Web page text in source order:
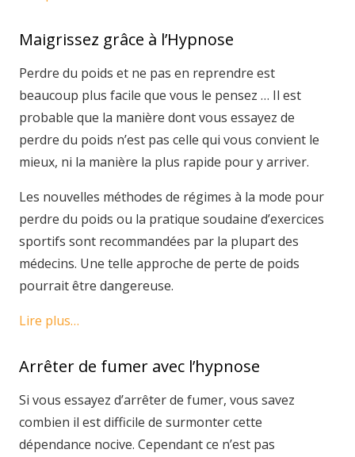
Maigrissez grâce à l’Hypnose
Perdre du poids et ne pas en reprendre est
beaucoup plus facile que vous le pensez … Il est
probable que la manière dont vous essayez de
perdre du poids n’est pas celle qui vous convient le
mieux, ni la manière la plus rapide pour y arriver.
Les nouvelles méthodes de régimes à la mode pour
perdre du poids ou la pratique soudaine d’exercices
sportifs sont recommandées par la plupart des
médecins. Une telle approche de perte de poids
pourrait être dangereuse.
Lire plus…
Arrêter de fumer avec l’hypnose
Si vous essayez d’arrêter de fumer, vous savez
combien il est difficile de surmonter cette
dépendance nocive. Cependant ce n’est pas